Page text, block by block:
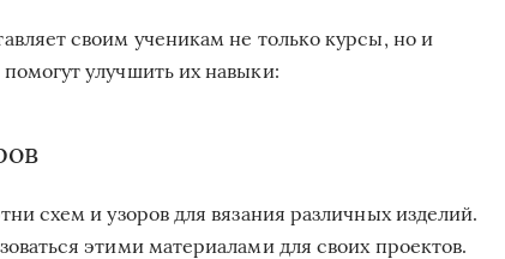
своим ученикам не только курсы, но и
улучшить их навыки:
схем и узоров для вязания различных изделий.
этими материалами для своих проектов.